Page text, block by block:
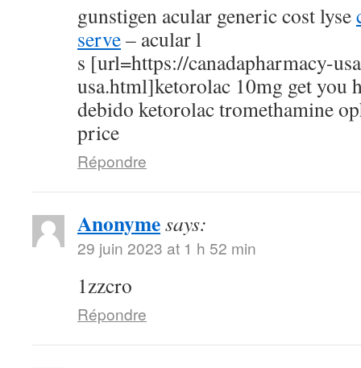
gunstigen acular generic cost lyse
serve– acular l
s [url=https://canadapharmacy-
usa.html]ketorolac 10mg get you
debido ketorolac tromethamine
price
Répondre
Anonymesays:
29 juin 2023 at 1 h 52 min
1zzcro
Répondre